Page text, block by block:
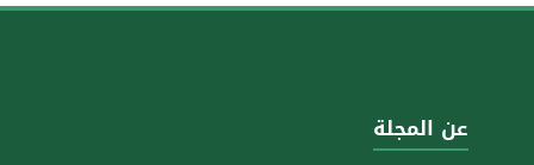
عن المجلة